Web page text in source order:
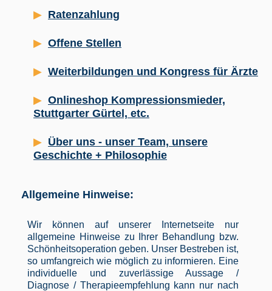
Ratenzahlung
Offene Stellen
Weiterbildungen und Kongress für Ärzte
Onlineshop Kompressionsmieder,
Stuttgarter Gürtel, etc.
Über uns - unser Team, unsere
Geschichte + Philosophie
Allgemeine Hinweise:
Wir können auf unserer Internetseite nur
allgemeine Hinweise zu Ihrer Behandlung bzw.
Schönheitsoperation geben. Unser Bestreben ist,
so umfangreich wie möglich zu informieren. Eine
individuelle und zuverlässige Aussage /
Diagnose / Therapieempfehlung kann nur nach